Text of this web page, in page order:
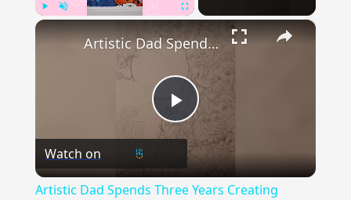
×
Play
Video
Artistic Dad Spends Three Years Creating Amazing Disney Mural On Daughter's Wall | Happily TV
Watch on
Artistic Dad Spends Three Years Creating